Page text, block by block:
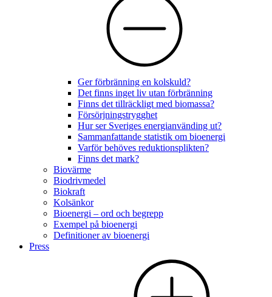
Ger förbränning en kolskuld?
Det finns inget liv utan förbränning
Finns det tillräckligt med biomassa?
Försörjningstrygghet
Hur ser Sveriges energianvänding ut?
Sammanfattande statistik om bioenergi
Varför behöves reduktionsplikten?
Finns det mark?
Biovärme
Biodrivmedel
Biokraft
Kolsänkor
Bioenergi – ord och begrepp
Exempel på bioenergi
Definitioner av bioenergi
Press